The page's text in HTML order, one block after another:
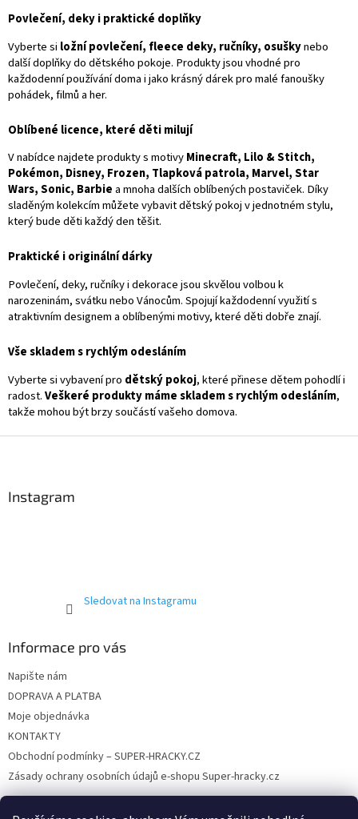
v
ý
p
i
s
u
Povlečení, deky i praktické doplňky
Vyberte si ložní povlečení, fleece deky, ručníky, osuškynebo
další doplňky do dětského pokoje. Produkty jsou vhodné pro
každodenní používání doma i jako krásný dárek pro malé fanoušky
pohádek, filmů a her.
Oblíbené licence, které děti milují
V nabídce najdete produkty s motivyMinecraft, Lilo & Stitch,
Pokémon, Disney, Frozen, Tlapková patrola, Marvel, Star
Wars, Sonic, Barbiea mnoha dalších oblíbených postaviček. Díky
sladěným kolekcím můžete vybavit dětský pokoj v jednotném stylu,
který bude děti každý den těšit.
Praktické i originální dárky
Povlečení, deky, ručníky i dekorace jsou skvělou volbou k
narozeninám, svátku nebo Vánocům. Spojují každodenní využití s
atraktivním designem a oblíbenými motivy, které děti dobře znají.
Vše skladem s rychlým odesláním
Vyberte si vybavení pro dětský pokoj, které přinese dětem pohodlí i
radost.Veškeré produkty máme skladem s rychlým odesláním,
takže mohou být brzy součástí vašeho domova.
Instagram
Sledovat na Instagramu
Informace pro vás
Napište nám
DOPRAVA A PLATBA
Moje objednávka
KONTAKTY
Obchodní podmínky – SUPER-HRACKY.CZ
Zásady ochrany osobních údajů e-shopu Super-hracky.cz